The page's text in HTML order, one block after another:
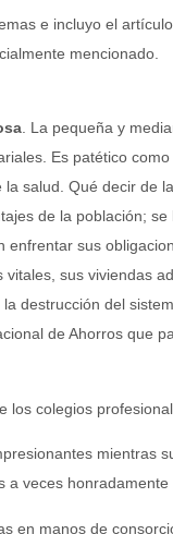
e incluyo el
mencionado.
. La pequeña y
Es patético
salud. Qué decir de
de la población;
sus
sus viviendas
destrucción del
de Ahorros que
los colegios
mientras
a veces honradamente
en manos de